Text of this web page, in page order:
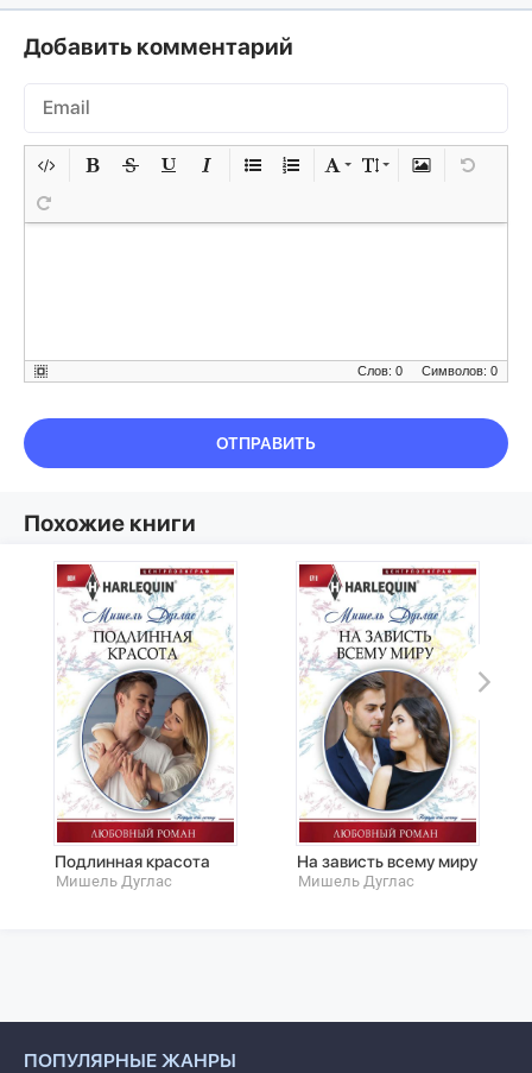
Добавить комментарий
Символов: 0
Слов: 0
ОТПРАВИТЬ
Похожие книги
Подлинная красота
Мишель Дуглас
На зависть всему миру
Мишель Дуглас
ПОПУЛЯРНЫЕ ЖАНРЫ